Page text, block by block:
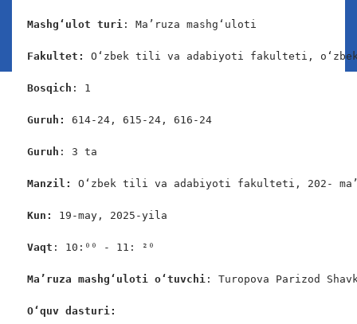
Mashgʻulot turi: Maʼruza mashgʻuloti
Fakultet: Oʻzbek tili va adabiyoti fakulteti,
Bosqich : 1
Guruh: 614-24, 615-24, 616-24
Guruh : 3 ta
Manzil: Oʻzbek tili va adabiyoti fakulteti, 202-
Kun: 19-may, 2025-yila
Vaqt : 10:⁰⁰ - 11: ²⁰
Maʼruza mashgʻuloti oʻtuvchi:
Oʻquv dasturi: